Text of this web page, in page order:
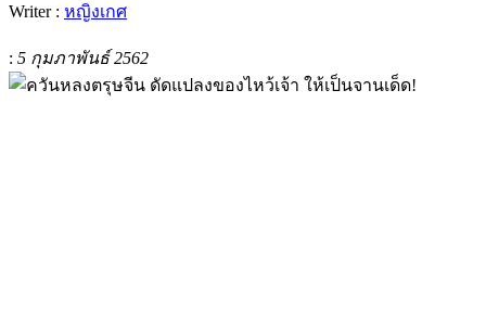
Writer : หญิงเกศ
: 5 กุมภาพันธ์ 2562